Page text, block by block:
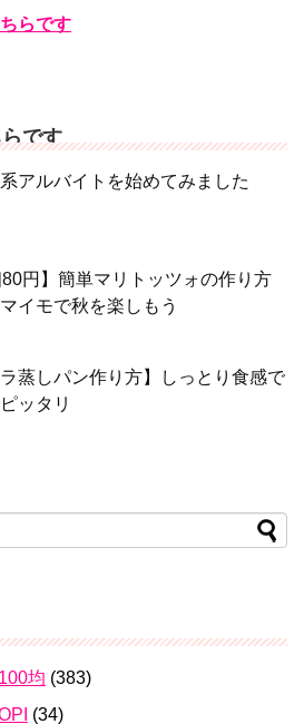
らです
です
アルバイトを始めてみました
円】簡単マリトッツォの作り方
イモで秋を楽しもう
蒸しパン作り方】しっとり食感で
ッタリ
均 (383)
(34)